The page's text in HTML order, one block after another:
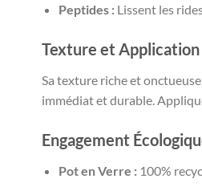
Peptides :Lissent les
Texture et Application
Sa texture riche et
immédiat et durable.
Engagement
Pot en Verre :100%